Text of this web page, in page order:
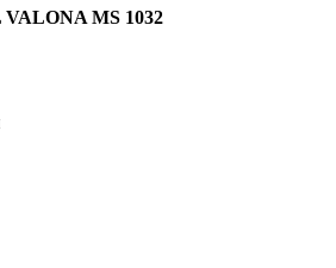
MS 1032